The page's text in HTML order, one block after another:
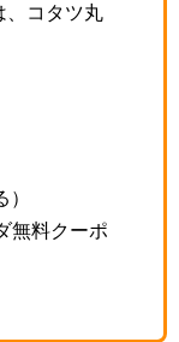
、コタツ丸
無料クーポ